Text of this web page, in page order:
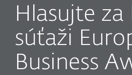
Hlasujte za
súťaži
Business